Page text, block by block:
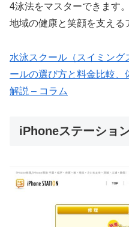
4泳法をマスターできます
地域の健康と笑顔を支える
水泳スクール（スイミング
ールの選び方と料金比較
解説 – コラム
iPhoneステーショ